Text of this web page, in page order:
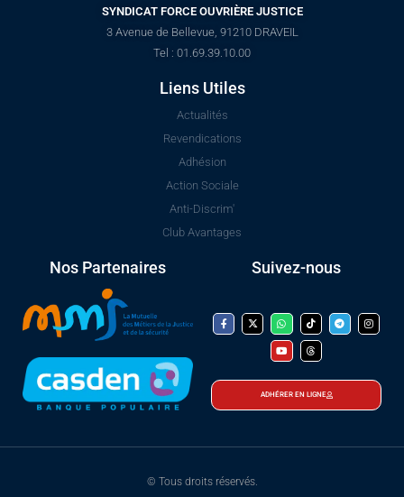
SYNDICAT FORCE OUVRIÈRE JUSTICE
3 Avenue de Bellevue, 91210 DRAVEIL
Tel : 01.69.39.10.00
Liens Utiles
Actualités
Revendications
Adhésion
Action Sociale
Anti-Discrim'
Club Avantages
Nos Partenaires Suivez-nous
ADHÉRER EN LIGNE
© Tous droits réservés.